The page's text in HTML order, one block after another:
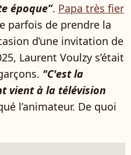
époque”. Papa très fier
parfois de prendre la
d’une invitation de
Laurent Voulzy s’était
"C'est la
vient à la télévision
l’animateur. De quoi